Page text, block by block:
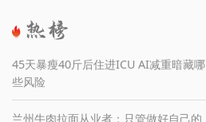
45天暴瘦40斤后住进ICU AI减重暗藏哪
些风险
兰州牛肉拉面从业者：只管做好自己的